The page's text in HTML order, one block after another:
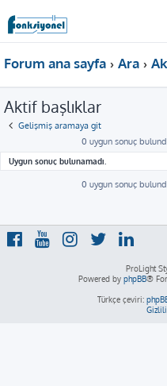
Forum ana sayfa Ara
Aktif başlıklar
Gelişmiş aramaya git
0 uygun sonuç
Uygun sonuç bulunamadı.
0 uygun sonuç
ProLight
Powered by phpBB®
Türkçe çeviri: